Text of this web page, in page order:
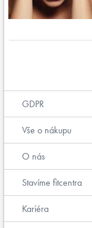
GDPR
Vše o nákupu
O nás
Stavíme fitcentra
Kariéra